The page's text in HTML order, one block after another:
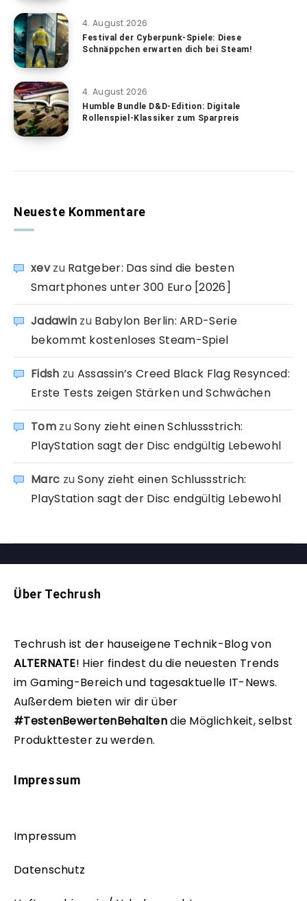
4. August 2026
Festival der Cyberpunk-Spiele: Diese
Schnäppchen erwarten dich bei Steam!
4. August 2026
Humble Bundle D&D-Edition: Digitale
Rollenspiel-Klassiker zum Sparpreis
Neueste Kommentare
xevzu Ratgeber: Das sind die besten
Smartphones unter 300 Euro [2026]
Jadawin zu Babylon Berlin: ARD-Serie
bekommt kostenloses Steam-Spiel
Fidsh zu Assassin’s Creed Black Flag Resynced:
Erste Tests zeigen Stärken und Schwächen
TomzuSony zieht einen Schlussstrich:
PlayStation sagt der Disc endgültig Lebewohl
Marc zuSony zieht einen Schlussstrich:
PlayStation sagt der Disc endgültig Lebewohl
Über Techrush
Techrush ist der hauseigene Technik-Blog von
ALTERNATE! Hier findest du die neuesten Trends
im Gaming-Bereich und tagesaktuelle IT-News.
Außerdem bieten wir dir über
#TestenBewertenBehaltendie Möglichkeit, selbst
Produkttester zu werden.
Impressum
Impressum
Datenschutz